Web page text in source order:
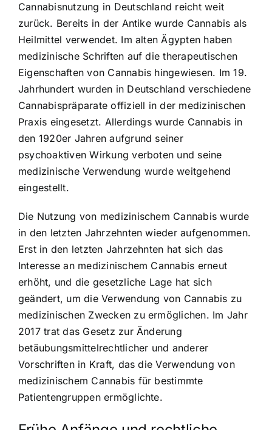
Cannabisnutzung in Deutschland reicht weit
zurück. Bereits in der Antike wurde Cannabis als
Heilmittel verwendet. Im alten Ägypten haben
medizinische Schriften auf die therapeutischen
Eigenschaften von Cannabis hingewiesen. Im 19.
Jahrhundert wurden in Deutschland verschiedene
Cannabispräparate offiziell in der medizinischen
Praxis eingesetzt. Allerdings wurde Cannabis in
den 1920er Jahren aufgrund seiner
psychoaktiven Wirkung verboten und seine
medizinische Verwendung wurde weitgehend
eingestellt.
Die Nutzung von medizinischem Cannabis wurde
in den letzten Jahrzehnten wieder aufgenommen.
Erst in den letzten Jahrzehnten hat sich das
Interesse an medizinischem Cannabis erneut
erhöht, und die gesetzliche Lage hat sich
geändert, um die Verwendung von Cannabis zu
medizinischen Zwecken zu ermöglichen. Im Jahr
2017 trat das Gesetz zur Änderung
betäubungsmittelrechtlicher und anderer
Vorschriften in Kraft, das die Verwendung von
medizinischem Cannabis für bestimmte
Patientengruppen ermöglichte.